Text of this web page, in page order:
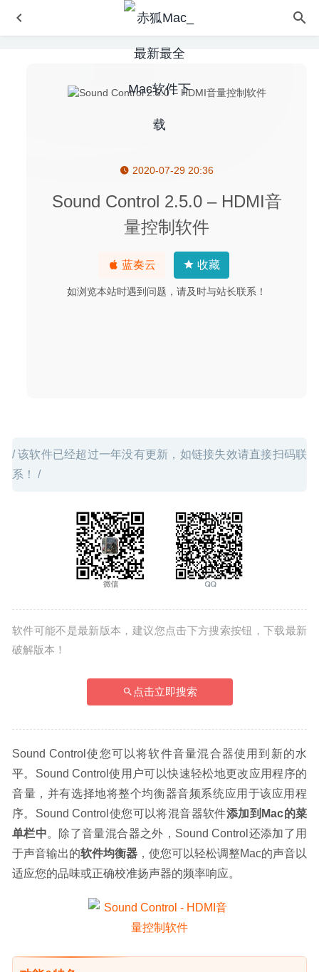
2020-07-29 20:36
Sound Control 2.5.0 – HDMI音
量控制软件
蓝奏云 收藏
如浏览本站时遇到问题，请及时与站长联系！
/ 该软件已经超过一年没有更新，如链接失效请直接扫码联
系！ /
软件可能不是最新版本，建议您点击下方搜索按钮，下载最新
破解版本！
点击立即搜索
Sound Control使您可以将软件音量混合器使用到新的水
平。Sound Control使用户可以快速轻松地更改应用程序的
音量，并有选择地将整个均衡器音频系统应用于该应用程
序。Sound Control使您可以将混音器软件添加到Mac的菜
单栏中。除了音量混合器之外，Sound Control还添加了用
于声音输出的软件均衡器 ，使您可以轻松调整Mac的声音以
适应您的品味或正确校准扬声器的频率响应。
Adobe Audition 2026 26.3.0 中文版-非常专业的音频处理软
Sweet Home 3D 6.3.1 – 3D室内装潢设计软件 2020-07-24
Termius 5.7.2 for Mac- 跨平台优秀的SSH连接客户端
Movie Thumbnails Maker 3.2.1 – 视频缩略图制作工具
2020-05-04